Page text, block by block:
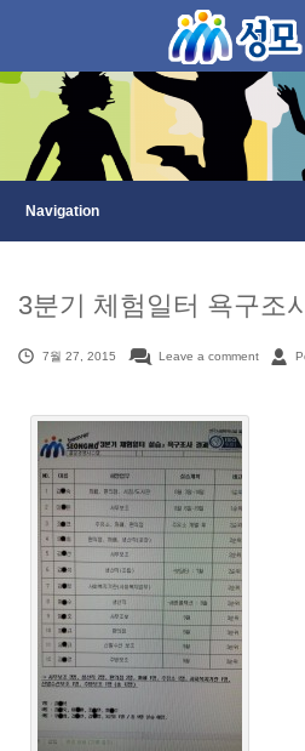
3분기 체험일터 욕구조
7월 27, 2015 Leave a comment